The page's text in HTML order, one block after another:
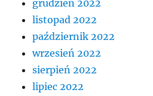
grudzień 2022
listopad 2022
październik 2022
wrzesień 2022
sierpień 2022
lipiec 2022